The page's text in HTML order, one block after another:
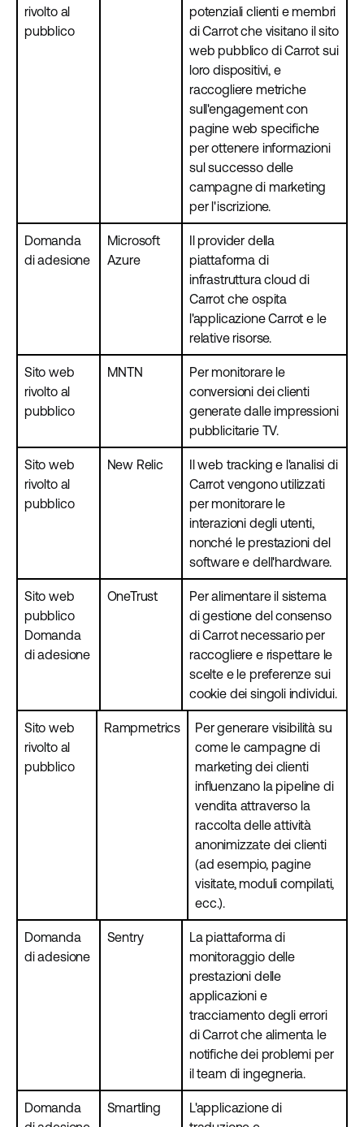
rivolto al
pubblico
potenziali clienti e membri
di Carrot che visitano il sito
web pubblico di Carrot sui
loro dispositivi, e
raccogliere metriche
sull'engagement con
pagine web specifiche
per ottenere informazioni
sul successo delle
campagne di marketing
per l'iscrizione.
Domanda
di adesione
Microsoft
Azure
Il provider della
piattaforma di
infrastruttura cloud di
Carrot che ospita
l'applicazione Carrot e le
relative risorse.
Sito web
rivolto al
pubblico
MNTN
Per monitorare le
conversioni dei clienti
generate dalle impressioni
pubblicitarie TV.
Sito web
rivolto al
pubblico
New Relic
Il web tracking e l'analisi di
Carrot vengono utilizzati
per monitorare le
interazioni degli utenti,
nonché le prestazioni del
software e dell'hardware.
Sito web
pubblico
Domanda
di adesione
OneTrust
Per alimentare il sistema
di gestione del consenso
di Carrot necessario per
raccogliere e rispettare le
scelte e le preferenze sui
cookie dei singoli individui.
Sito web
rivolto al
pubblico
Rampmetrics
Per generare visibilità su
come le campagne di
marketing dei clienti
influenzano la pipeline di
vendita attraverso la
raccolta delle attività
anonimizzate dei clienti
(ad esempio, pagine
visitate, moduli compilati,
ecc.).
Domanda
di adesione
Sentry
La piattaforma di
monitoraggio delle
prestazioni delle
applicazioni e
tracciamento degli errori
di Carrot che alimenta le
notifiche dei problemi per
il team di ingegneria.
Domanda
Smartling
L'applicazione di